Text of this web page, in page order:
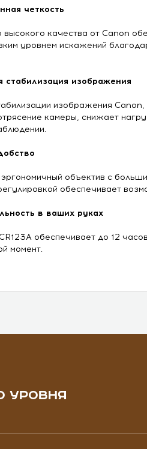
четкость
качества от Canon
уровнем искажений
стабилизация изображения
изображения
камеры, снижает
эргономичный объектив с
обеспечивает
в ваших руках
обеспечивает до 12
момент.
УРОВНЯ